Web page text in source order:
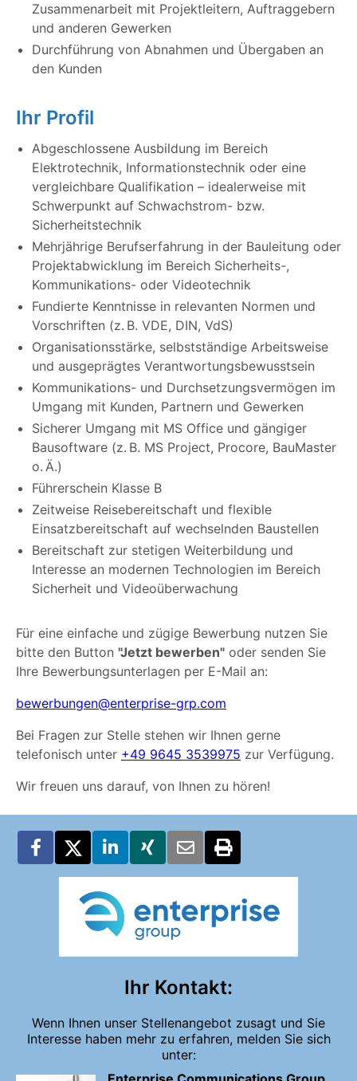
Zusammenarbeit mit Projektleitern, Auftraggebern
und anderen Gewerken
Durchführung von Abnahmen und Übergaben an
den Kunden
Ihr Profil
Abgeschlossene Ausbildung im Bereich
Elektrotechnik, Informationstechnik oder eine
vergleichbare Qualifikation – idealerweise mit
Schwerpunkt auf Schwachstrom- bzw.
Sicherheitstechnik
Mehrjährige Berufserfahrung in der Bauleitung oder
Projektabwicklung im Bereich Sicherheits-,
Kommunikations- oder Videotechnik
Fundierte Kenntnisse in relevanten Normen und
Vorschriften (z. B. VDE, DIN, VdS)
Organisationsstärke, selbstständige Arbeitsweise
und ausgeprägtes Verantwortungsbewusstsein
Kommunikations- und Durchsetzungsvermögen im
Umgang mit Kunden, Partnern und Gewerken
Sicherer Umgang mit MS Office und gängiger
Bausoftware (z. B. MS Project, Procore, BauMaster
o. Ä.)
Führerschein Klasse B
Zeitweise Reisebereitschaft und flexible
Einsatzbereitschaft auf wechselnden Baustellen
Bereitschaft zur stetigen Weiterbildung und
Interesse an modernen Technologien im Bereich
Sicherheit und Videoüberwachung
Für eine einfache und zügige Bewerbung nutzen Sie
bitte den Button "Jetzt bewerben" oder senden Sie
Ihre Bewerbungsunterlagen per E-Mail an:
bewerbungen@enterprise-grp.com
Bei Fragen zur Stelle stehen wir Ihnen gerne
telefonisch unter +49 9645 3539975 zur Verfügung.
Wir freuen uns darauf, von Ihnen zu hören!
Ihr Kontakt:
Wenn Ihnen unser Stellenangebot zusagt und Sie
Interesse haben mehr zu erfahren, melden Sie sich
unter: